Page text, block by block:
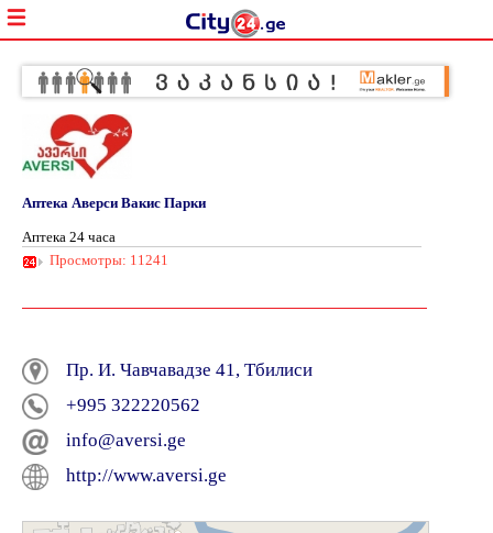
Аптека Аверси Вакис Парки
Аптека 24 часа
Просмотры: 11241
Пр. И. Чавчавадзе 41, Тбилиси
+995 322220562
info@aversi.ge
http://www.aversi.ge